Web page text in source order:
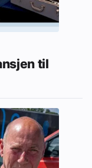
til